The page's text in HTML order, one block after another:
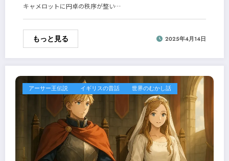
キャメロットに円卓の秩序が整い…
もっと見る 2025年4月14日
アーサー王伝説 イギリスの昔話 世界のむかし話